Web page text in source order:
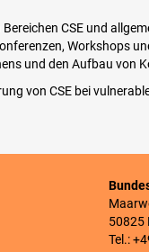
CSE und
Workshops
und den Aufbau von
von CSE bei
50825
Tel.: